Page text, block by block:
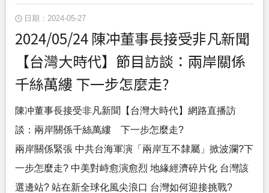
日期：2024-05-27
2024/05/24 陳冲董事長接受非凡新聞
【台灣大時代】節目訪談：兩岸關係
千絲萬縷 下一步怎麼走?
陳冲董事長接受非凡新聞【台灣大時代】網路直播訪
談：兩岸關係千絲萬縷 下一步怎麼走?
兩岸關係緊張 中共台海軍演「兩岸互不隸屬」掀波瀾?下
一步怎麼走? 中美對峙愈演愈烈 地緣經濟碎片化 台灣該
選邊站? 站在新全球化風尖浪口 台灣如何迎接挑戰?